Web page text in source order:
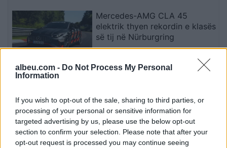
albeu.com - Do Not Process My Personal
Information
If you wish to opt-out of the sale, sharing to third parties, or
processing of your personal or sensitive information for
targeted advertising by us, please use the below opt-out
section to confirm your selection. Please note that after your
opt-out request is processed you may continue seeing
Mercedes-AMG CLA 45
elektrik thyen rekordin e klasës
së tij në Nürburgring
në motin hapësinor dhe Tokë